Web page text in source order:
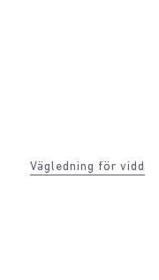
Vägledning för vidd